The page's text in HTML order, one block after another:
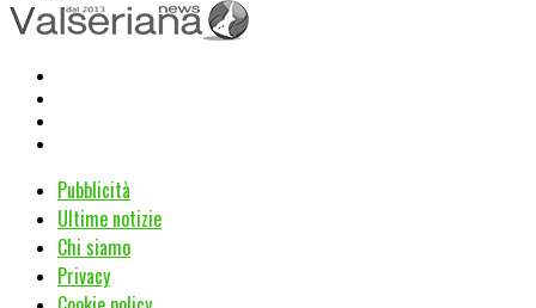
Pubblicità
Ultime notizie
Chi siamo
Privacy